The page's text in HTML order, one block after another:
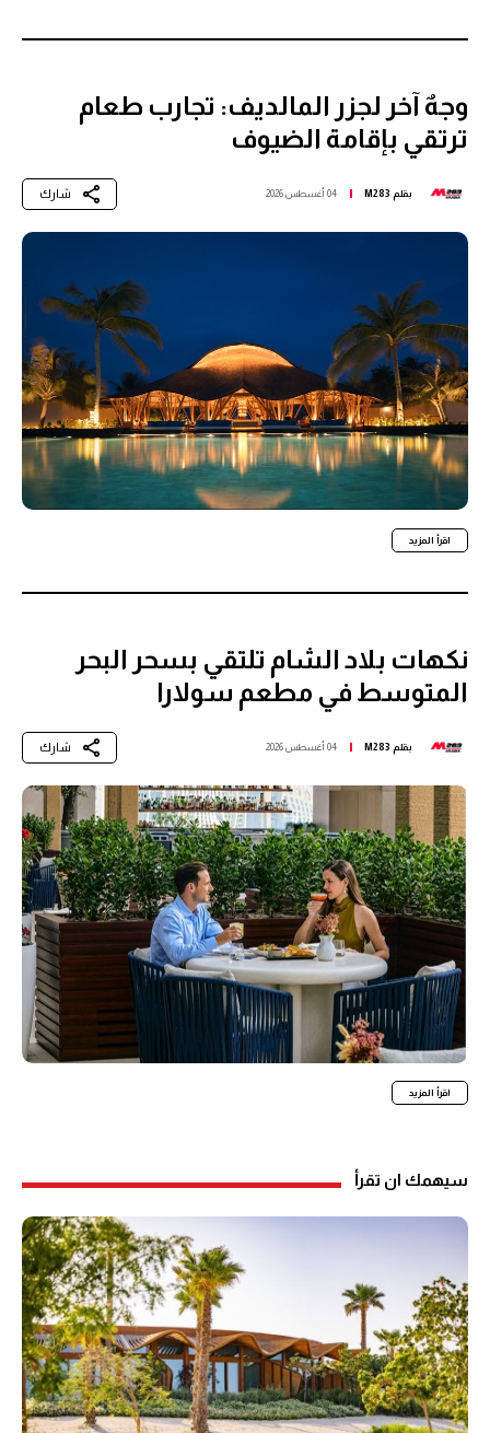
وجهٌ آخر لجزر المالديف: تجارب طعام
ترتقي بإقامة الضيوف
بقلم M283 04 أغسطس 2026 شارك
اقرأ المزيد
نكهات بلاد الشام تلتقي بسحر البحر
المتوسط في مطعم سولارا
بقلم M283 04 أغسطس 2026 شارك
اقرأ المزيد
سيهمك ان تقرأ